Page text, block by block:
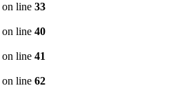
on line 33
on line 40
on line 41
on line 62